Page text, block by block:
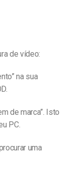
de vídeo:
na sua
de marca”. Isto
PC.
uma